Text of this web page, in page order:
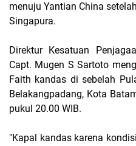
menuju Yantian China
Singapura.
Direktur Kesatuan
Capt. Mugen S Sartoto
Faith kandas di sebelah
Belakangpadang, Kota
pukul 20.00 WIB.
"Kapal kandas karena